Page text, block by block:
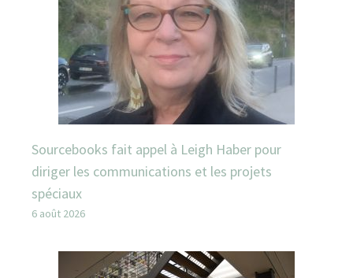
Sourcebooks fait appel à Leigh Haber pour
diriger les communications et les projets
spéciaux
6 août 2026